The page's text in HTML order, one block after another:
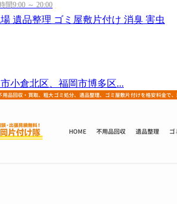
間9:00 ～ 20:00
遺品整理 ゴミ屋敷片付け 消臭 害虫
小倉北区、福岡市博多区...